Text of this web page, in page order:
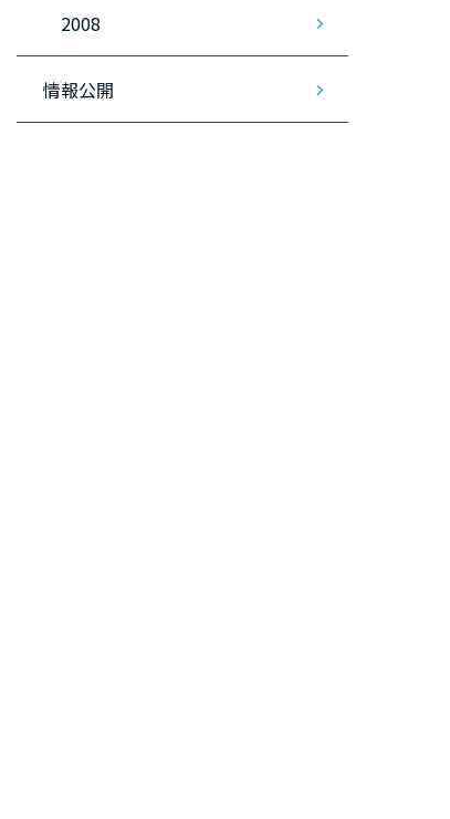
2008
情報公開